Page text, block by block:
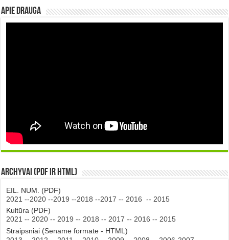
Apie DRAUGA
Archyvai (PDF ir HTML)
EIL. NUM. (PDF)
2021 --2020 --2019 --2018 --2017 -- 2016 -- 2015
Kultūra (PDF)
2021 -- 2020 -- 2019 -- 2018 -- 2017 -- 2016 -- 2015
Straipsniai (Sename formate - HTML)